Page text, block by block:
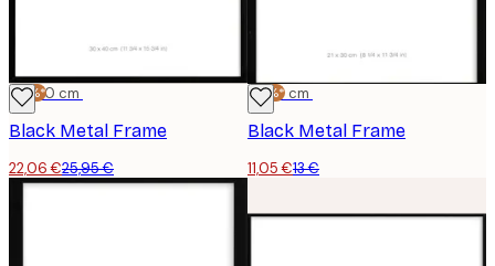
-15%*
30x40 cm
Black Metal Frame
22,06 €25,95 €
-15%*
21x30 cm
Black Metal Frame
11,05 €13 €